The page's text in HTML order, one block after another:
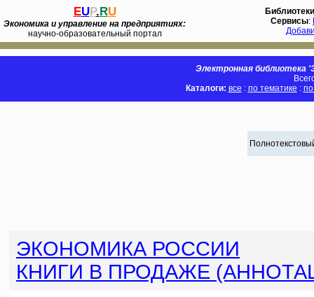
EUP.RU
Экономика и управление на предприятиях:
научно-образовательный портал
Библиотеки
Сервисы:
Электронная библиотека
Каталоги: все : по тематике :
ЭКОНОМИКА РОССИИ
КНИГИ В ПРОДАЖЕ